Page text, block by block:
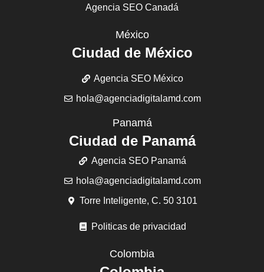
Agencia SEO Canadá
México
Ciudad de México
Agencia SEO México
hola@agenciadigitalamd.com
Panamá
Ciudad de Panamá
Agencia SEO Panamá
hola@agenciadigitalamd.com
Torre Inteligente, C. 50 3101
Politicas de privacidad
Colombia